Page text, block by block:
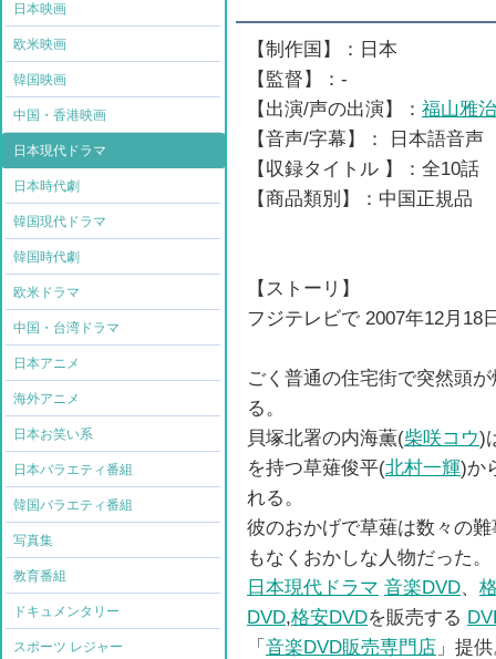
日本映画
欧米映画
韓国映画
中国・香港映画
日本現代ドラマ
日本時代劇
韓国現代ドラマ
韓国時代劇
欧米ドラマ
中国・台湾ドラマ
日本アニメ
海外アニメ
日本お笑い系
日本バラエティ番組
韓国バラエティ番組
写真集
教育番組
ドキュメンタリー
スポーツ レジャー
【制作国】：日本
【監督】：-
【出演/声の出演】： 福山雅治
【音声/字幕】： 日本語音声
【収録タイトル 】：全10話
【商品類別】：中国正規品
【ストーリ】
フジテレビで 2007年12月18
ごく普通の住宅街で突然頭
る。
貝塚北署の内海薫(柴咲コウ)
を持つ草薙俊平(北村一輝)か
れる。
彼のおかげで草薙は数々の
もなくおかしな人物だった。
日本現代ドラマ 音楽DVD、
DVD,格安DVDを販売する
「 音楽DVD販売専門店 」提